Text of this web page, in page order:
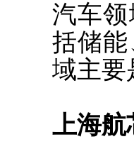
汽车
括储
域主要
上海航